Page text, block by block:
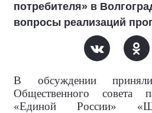
потребителя» в
вопросы реализаций
В обсуждении
Общественного совета
«Единой России»